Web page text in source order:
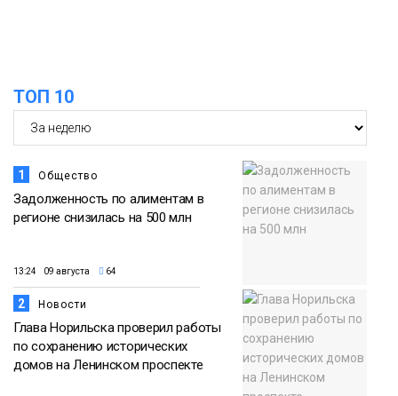
Спорт
ТОП 10
1 Общество
Задолженность по алиментам в
регионе снизилась на 500 млн
13:24 09 августа 64
2 Новости
Глава Норильска проверил работы
по сохранению исторических
домов на Ленинском проспекте